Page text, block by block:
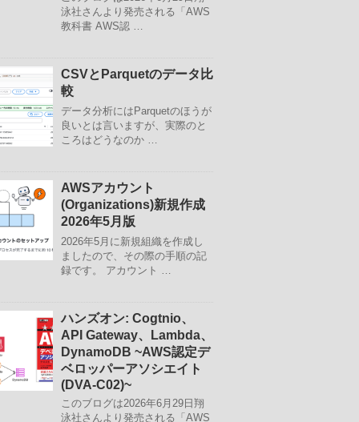
泳社さんより発売される「AWS
教科書 AWS認 …
CSVとParquetのデータ比
較
データ分析にはParquetのほうが
良いとは言いますが、実際のと
ころはどうなのか …
AWSアカウント
(Organizations)新規作成
2026年5月版
2026年5月に新規組織を作成し
ましたので、その際の手順の記
録です。 アカウント …
ハンズオン: Cogtnio、
API Gateway、Lambda、
DynamoDB ~AWS認定デ
ベロッパーアソシエイト
(DVA-C02)~
このブログは2026年6月29日翔
泳社さんより発売される「AWS